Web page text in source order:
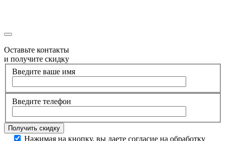
Оставьте контакты
и получите скидку
Введите ваше имя
Введите телефон
Нажимая на кнопку, вы даете согласие на обработку